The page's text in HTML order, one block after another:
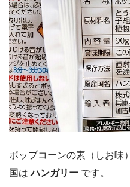
ポップコーンの素（しお味
国はハンガリー です。